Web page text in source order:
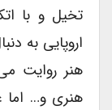
تخیل و با
اروپایی به
هنر روایت
هنری و… اما